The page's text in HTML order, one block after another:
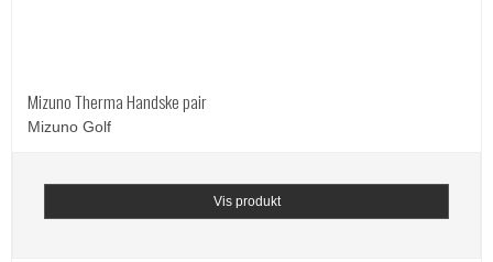
Mizuno Therma Handske pair
Mizuno Golf
Vis produkt